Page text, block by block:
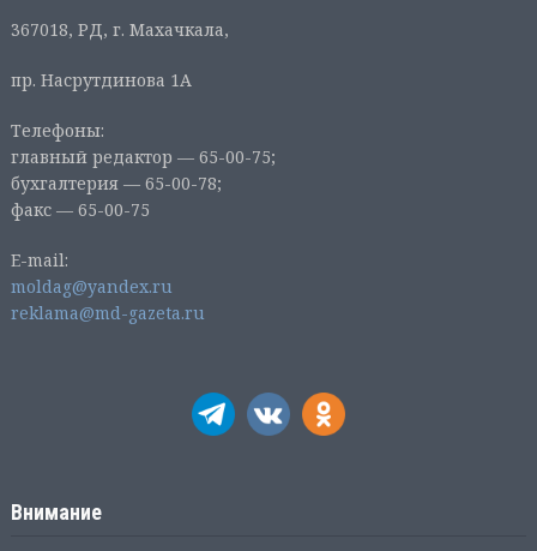
367018, РД, г. Махачкала,
пр. Насрутдинова 1А
Телефоны:
главный редактор — 65-00-75;
бухгалтерия — 65-00-78;
факс — 65-00-75
E-mail:
moldag@yandex.ru
reklama@md-gazeta.ru
Внимание